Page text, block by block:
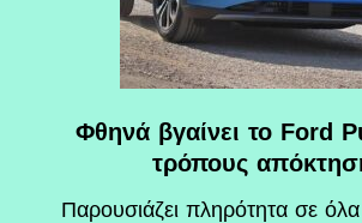
Φθηνά βγαίνει το Ford
τρόπους
Παρουσιάζει πληρότητα σε